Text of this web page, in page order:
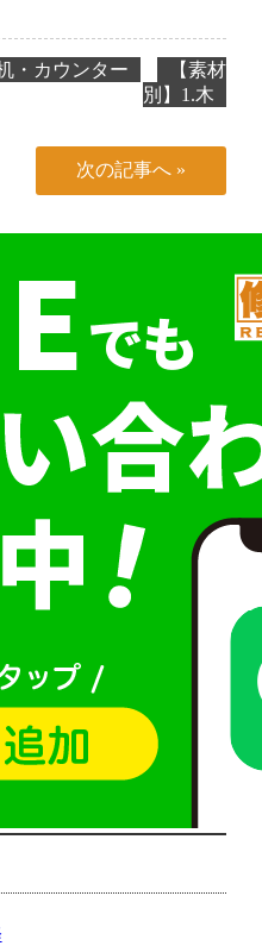
・カウンター
【素材
別】1.木
次の記事へ »